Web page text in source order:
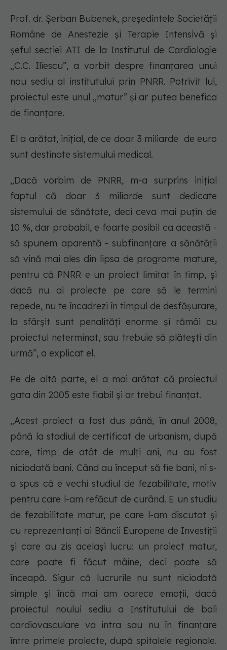
Prof. dr. Șerban Bubenek, președintele Societății
Române de Anestezie și Terapie Intensivă și
șeful secției ATI de la Institutul de Cardiologie
„C.C. Iliescu”, a vorbit despre finanțarea unui
nou sediu al institutului prin PNRR. Potrivit lui,
proiectul este unul „matur” și ar putea benefica
de finanțare.
El a arătat, inițial, de ce doar 3 miliarde de euro
sunt destinate sistemului medical.
„Dacă vorbim de PNRR, m-a surprins inițial
faptul că doar 3 miliarde sunt dedicate
sistemului de sănătate, deci ceva mai puțin de
10 %, dar probabil, e foarte posibil ca această -
să spunem aparentă - subfinanțare a sănătății
să vină mai ales din lipsa de programe mature,
pentru că PNRR e un proiect limitat în timp, și
dacă nu ai proiecte pe care să le termini
repede, nu te încadrezi în timpul de desfășurare,
la sfârșit sunt penalități enorme și rămâi cu
proiectul neterminat, sau trebuie să plătești din
urmă”, a explicat el.
Pe de altă parte, el a mai arătat că proiectul
gata din 2005 este fiabil și ar trebui finanțat.
„Acest proiect a fost dus până, în anul 2008,
până la stadiul de certificat de urbanism, după
care, timp de atât de mulți ani, nu au fost
niciodată bani. Când au început să fie bani, ni s-
a spus că e vechi studiul de fezabilitate, motiv
pentru care l-am refăcut de curând. E un studiu
de fezabilitate matur, pe care l-am discutat și
cu reprezentanți ai Băncii Europene de Investiții
și care au zis același lucru: un proiect matur,
care poate fi făcut mâine, deci poate să
înceapă. Sigur că lucrurile nu sunt niciodată
simple și încă mai am oarece emoții, dacă
proiectul noului sediu a Institutului de boli
cardiovasculare va intra sau nu în finanțare
între primele proiecte, după spitalele regionale.